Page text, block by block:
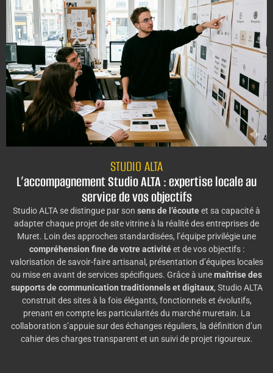
STUDIO ALTA
L’accompagnement Studio ALTA : expertise locale au
service de vos objectifs
Studio ALTA se distingue par son sens de l’écouteet sa capacité à
adapter chaque projet de site vitrine à la réalité des entreprises de
Muret. Loin des approches standardisées, l’équipe privilégie une
compréhension fine de votre activitéet de vos objectifs :
valorisation de savoir-faire artisanal, présentation d’équipes locales
ou mise en avant de services spécifiques. Grâce à unemaîtrise des
supports de communication traditionnels et digitaux, Studio ALTA
construit des sites à la fois élégants, fonctionnels et évolutifs,
prenant en compte les particularités du marché muretain. La
collaboration s’appuie sur des échanges réguliers, la définition d’un
cahier des charges transparent et un suivi de projet rigoureux.